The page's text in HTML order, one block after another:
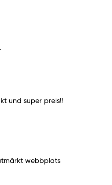
und super preis!!
webbplats